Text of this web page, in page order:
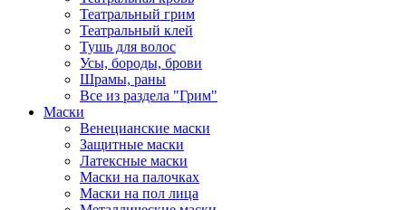
Театральный грим
Театральный клей
Тушь для волос
Усы, бороды, брови
Шрамы, раны
Все из раздела "Грим"
Маски
Венецианские маски
Защитные маски
Латексные маски
Маски на палочках
Маски на пол лица